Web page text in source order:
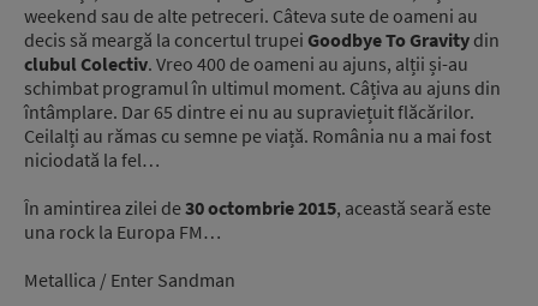
weekend sau de alte petreceri. Câteva sute de oameni au
decis să meargă la concertul trupei Goodbye To Gravity din
clubul Colectiv. Vreo 400 de oameni au ajuns, alții și-au
schimbat programul în ultimul moment. Câțiva au ajuns din
întâmplare. Dar 65 dintre ei nu au supraviețuit flăcărilor.
Ceilalți au rămas cu semne pe viață. România nu a mai fost
niciodată la fel…
În amintirea zilei de30 octombrie 2015, această seară este
una rock la Europa FM…
Metallica / Enter Sandman